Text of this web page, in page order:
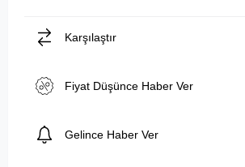
Karşılaştır
Fiyat Düşünce Haber Ver
Gelince Haber Ver